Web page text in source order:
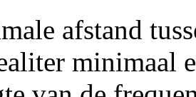
afstand
minimaal